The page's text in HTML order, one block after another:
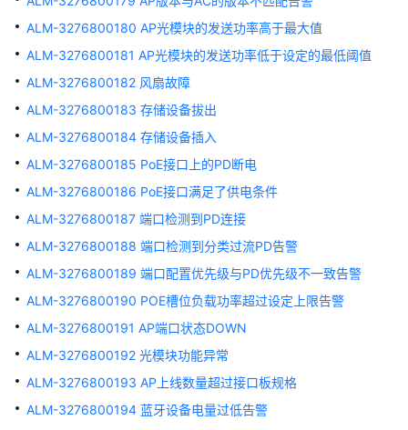
同
告
警
ALM-
303046673
PSE
耗
功
过
上
告
警
303046672
POE
ALM-3276800180 AP光模块的发送功率高于最大值
ALM-3276800181 AP光模块的发送功率低于设定的最低阈值
ALM-3276800182 风扇故障
ALM-3276800183 存储设备拔出
ALM-3276800184 存储设备插入
ALM-3276800185 PoE接口上的PD断电
ALM-3276800186 PoE接口满足了供电条件
ALM-3276800187 端口检测到PD连接
ALM-3276800188 端口检测到分类过流PD告警
ALM-3276800189 端口配置优先级与PD优先级不一致告警
ALM-3276800190 POE槽位负载功率超过设定上限告警
ALM-3276800191 AP端口状态DOWN
ALM-3276800192 光模块功能异常
ALM-3276800193 AP上线数量超过接口板规格
ALM-3276800194 蓝牙设备电量过低告警